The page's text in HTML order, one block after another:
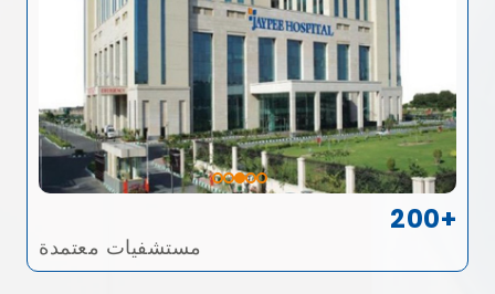
200+
مستشفيات معتمدة